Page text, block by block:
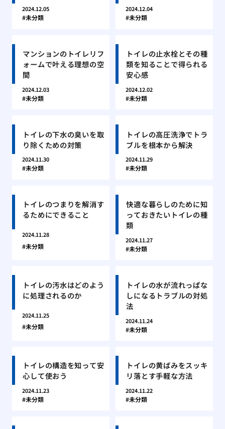
2024.12.05
未分類
2024.12.04
未分類
マンションのトイレリフ
ォームで叶える理想の空
間
2024.12.03
未分類
トイレの止水栓とその種
類を知ることで得られる
安心感
2024.12.02
未分類
トイレの下水の臭いを取
り除くための対策
2024.11.30
未分類
トイレの高圧洗浄でトラ
ブルを根本から解決
2024.11.29
未分類
トイレのつまりを解消す
るためにできること
2024.11.28
未分類
快適な暮らしのために知
っておきたいトイレの種
類
2024.11.27
未分類
トイレの汚水はどのよう
に処理されるのか
2024.11.25
未分類
トイレの水が流れっぱな
しになるトラブルの対処
法
2024.11.24
未分類
トイレの構造を知って安
心して使おう
2024.11.23
未分類
トイレの黄ばみをスッキ
リ落とす手軽な方法
2024.11.22
未分類